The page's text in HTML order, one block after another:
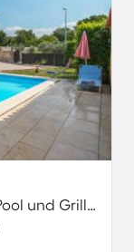
Ferienhaus mit Garten, privatem Pool und Grill | Haustiere erlaubt